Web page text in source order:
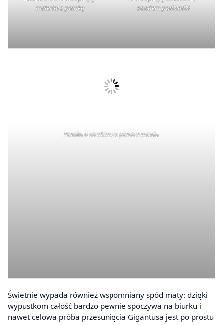
materiał z pianką
spodem podkładki
Pianka o strukturze plastra miodu
Świetnie wypada również wspomniany spód maty: dzięki
wypustkom całość bardzo pewnie spoczywa na biurku i
nawet celowa próba przesunięcia Gigantusa jest po prostu